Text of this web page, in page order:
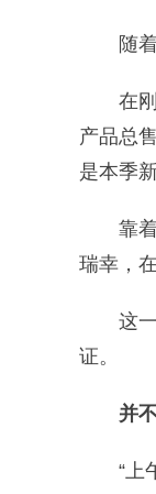
随
在
产品总
是本季新
靠
瑞幸，
这
证。
并
“上